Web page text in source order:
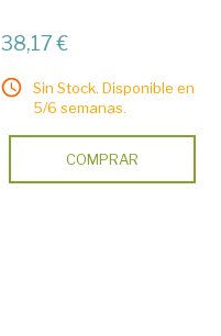
38,17 €
Sin Stock. Disponible en
5/6 semanas.
COMPRAR